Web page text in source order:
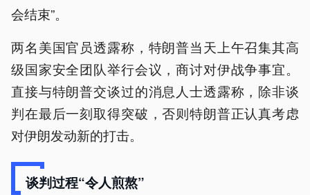
会结束”。
两名美国官员透露称，特朗普当天上午召集其高
级国家安全团队举行会议，商讨对伊战争事宜。
直接与特朗普交谈过的消息人士透露称，除非谈
判在最后一刻取得突破，否则特朗普正认真考虑
对伊朗发动新的打击。
谈判过程“令人煎熬”